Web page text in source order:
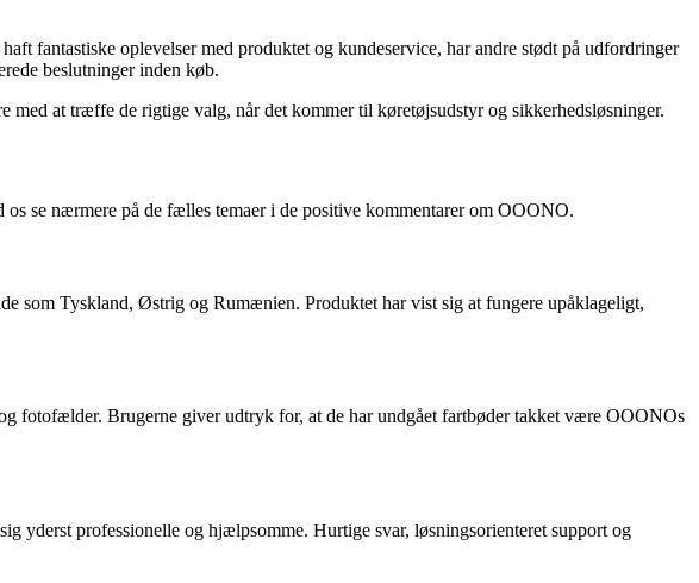
fantastiske oplevelser med produktet og kundeservice, har andre stødt på udfordringer
beslutninger inden køb.
at træffe de rigtige valg, når det kommer til køretøjsudstyr og sikkerhedsløsninger.
se nærmere på de fælles temaer i de positive kommentarer om OOONO.
som Tyskland, Østrig og Rumænien. Produktet har vist sig at fungere upåklageligt,
fotofælder. Brugerne giver udtryk for, at de har undgået fartbøder takket være OOONOs
yderst professionelle og hjælpsomme. Hurtige svar, løsningsorienteret support og